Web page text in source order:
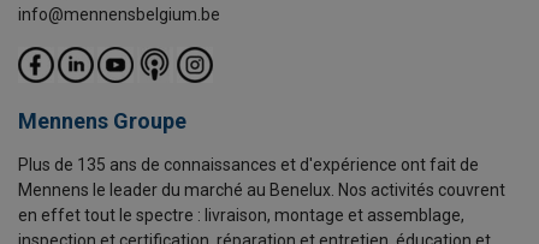
info@mennensbelgium.be
Mennens Groupe
Plus de 135 ans de connaissances et d'expérience ont fait de
Mennens le leader du marché au Benelux. Nos activités couvrent
en effet tout le spectre : livraison, montage et assemblage,